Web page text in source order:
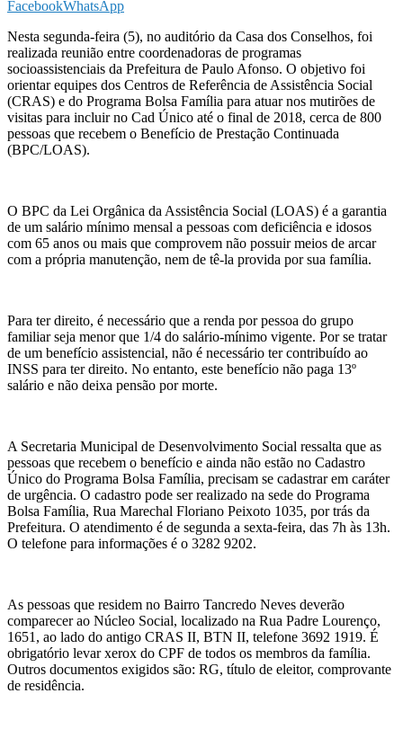
FacebookWhatsApp
Nesta segunda-feira (5), no auditório da Casa dos Conselhos, foi
realizada reunião entre coordenadoras de programas
socioassistenciais da Prefeitura de Paulo Afonso. O objetivo foi
orientar equipes dos Centros de Referência de Assistência Social
(CRAS) e do Programa Bolsa Família para atuar nos mutirões de
visitas para incluir no Cad Único até o final de 2018, cerca de 800
pessoas que recebem o Benefício de Prestação Continuada
(BPC/LOAS).
O BPC da Lei Orgânica da Assistência Social (LOAS) é a garantia
de um salário mínimo mensal a pessoas com deficiência e idosos
com 65 anos ou mais que comprovem não possuir meios de arcar
com a própria manutenção, nem de tê-la provida por sua família.
Para ter direito, é necessário que a renda por pessoa do grupo
familiar seja menor que 1/4 do salário-mínimo vigente. Por se tratar
de um benefício assistencial, não é necessário ter contribuído ao
INSS para ter direito. No entanto, este benefício não paga 13º
salário e não deixa pensão por morte.
A Secretaria Municipal de Desenvolvimento Social ressalta que as
pessoas que recebem o benefício e ainda não estão no Cadastro
Único do Programa Bolsa Família, precisam se cadastrar em caráter
de urgência. O cadastro pode ser realizado na sede do Programa
Bolsa Família, Rua Marechal Floriano Peixoto 1035, por trás da
Prefeitura. O atendimento é de segunda a sexta-feira, das 7h às 13h.
O telefone para informações é o 3282 9202.
As pessoas que residem no Bairro Tancredo Neves deverão
comparecer ao Núcleo Social, localizado na Rua Padre Lourenço,
1651, ao lado do antigo CRAS II, BTN II, telefone 3692 1919. É
obrigatório levar xerox do CPF de todos os membros da família.
Outros documentos exigidos são: RG, título de eleitor, comprovante
de residência.